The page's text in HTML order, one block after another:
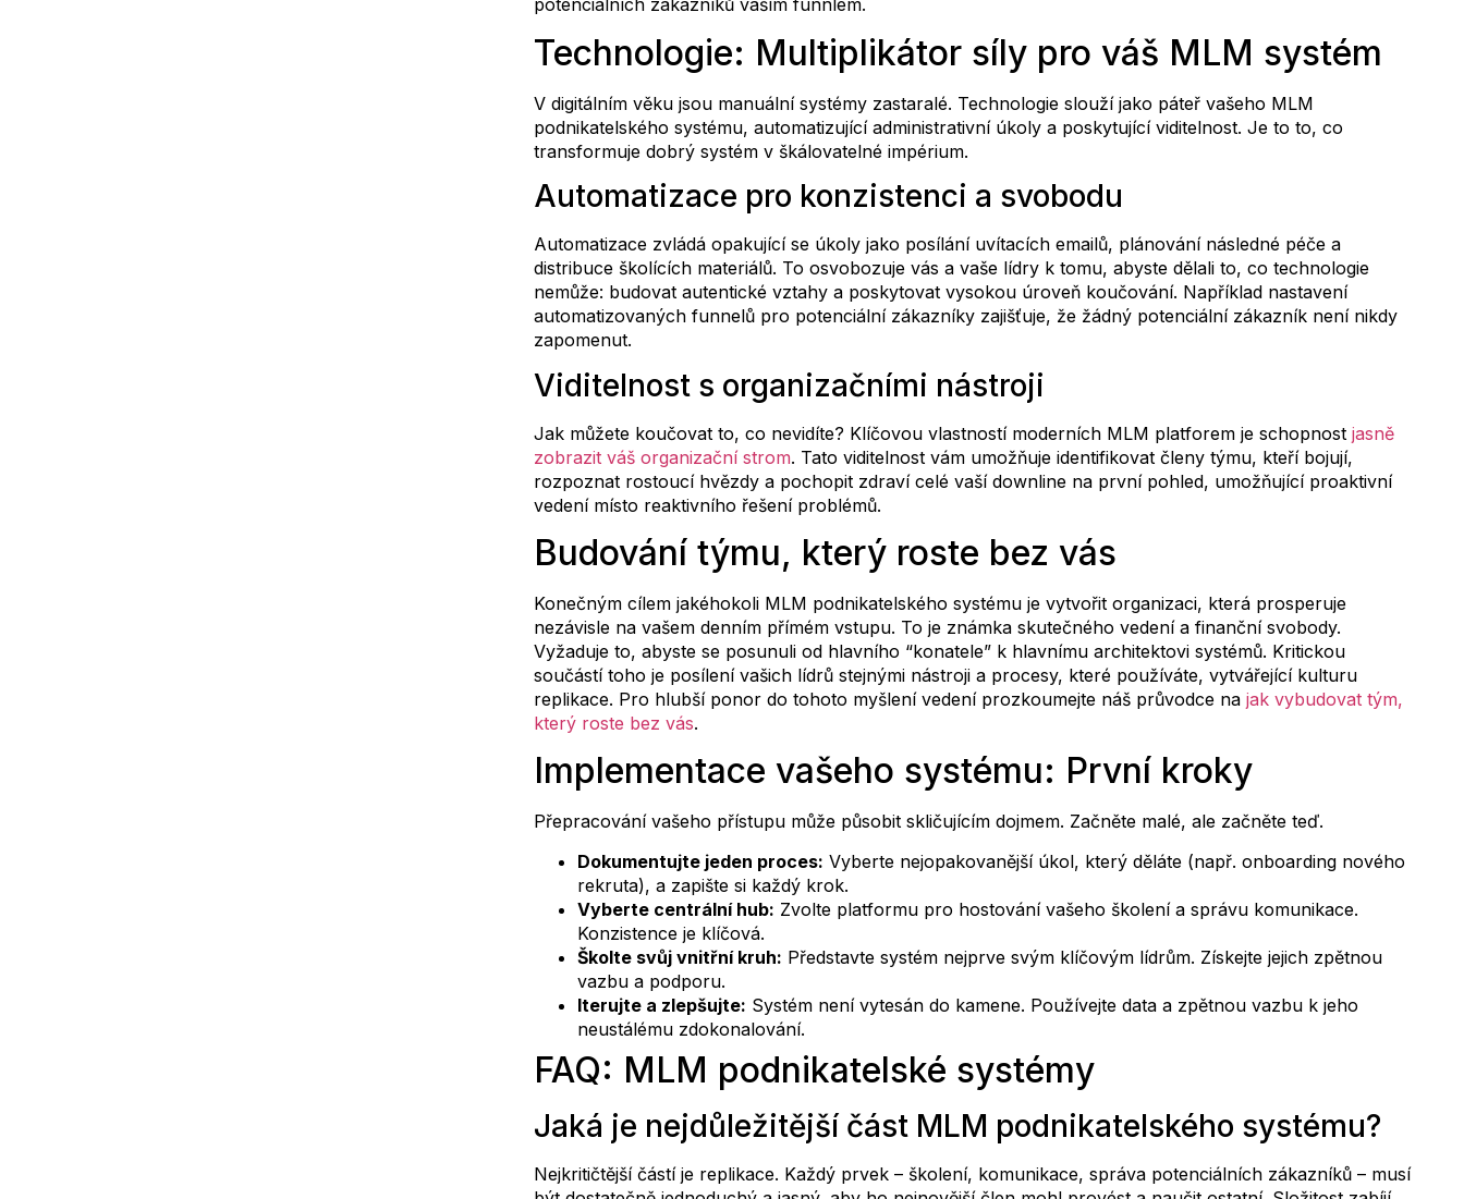
potenciálních zákazníků vaším funnlem.
Technologie: Multiplikátor síly pro váš MLM systém
V digitálním věku jsou manuální systémy zastaralé. Technologie slouží jako páteř vašeho MLM
podnikatelského systému, automatizující administrativní úkoly a poskytující viditelnost. Je to to, co
transformuje dobrý systém v škálovatelné impérium.
Automatizace pro konzistenci a svobodu
Automatizace zvládá opakující se úkoly jako posílání uvítacích emailů, plánování následné péče a
distribuce školících materiálů. To osvobozuje vás a vaše lídry k tomu, abyste dělali to, co technologie
nemůže: budovat autentické vztahy a poskytovat vysokou úroveň koučování. Například nastavení
automatizovaných funnelů pro potenciální zákazníky zajišťuje, že žádný potenciální zákazník není nikdy
zapomenut.
Viditelnost s organizačními nástroji
Jak můžete koučovat to, co nevidíte? Klíčovou vlastností moderních MLM platforem je schopnost jasně
zobrazit váš organizační strom. Tato viditelnost vám umožňuje identifikovat členy týmu, kteří bojují,
rozpoznat rostoucí hvězdy a pochopit zdraví celé vaší downline na první pohled, umožňující proaktivní
vedení místo reaktivního řešení problémů.
Budování týmu, který roste bez vás
Konečným cílem jakéhokoli MLM podnikatelského systému je vytvořit organizaci, která prosperuje
nezávisle na vašem denním přímém vstupu. To je známka skutečného vedení a finanční svobody.
Vyžaduje to, abyste se posunuli od hlavního “konatele” k hlavnímu architektovi systémů. Kritickou
součástí toho je posílení vašich lídrů stejnými nástroji a procesy, které používáte, vytvářející kulturu
replikace. Pro hlubší ponor do tohoto myšlení vedení prozkoumejte náš průvodce na jak vybudovat tým,
který roste bez vás.
Implementace vašeho systému: První kroky
Přepracování vašeho přístupu může působit skličujícím dojmem. Začněte malé, ale začněte teď.
Dokumentujte jeden proces: Vyberte nejopakovanější úkol, který děláte (např. onboarding nového
rekruta), a zapište si každý krok.
Vyberte centrální hub: Zvolte platformu pro hostování vašeho školení a správu komunikace.
Konzistence je klíčová.
Školte svůj vnitřní kruh: Představte systém nejprve svým klíčovým lídrům. Získejte jejich zpětnou
vazbu a podporu.
Iterujte a zlepšujte: Systém není vytesán do kamene. Používejte data a zpětnou vazbu k jeho
neustálému zdokonalování.
FAQ: MLM podnikatelské systémy
Jaká je nejdůležitější část MLM podnikatelského systému?
Nejkritičtější částí je replikace. Každý prvek – školení, komunikace, správa potenciálních zákazníků – musí